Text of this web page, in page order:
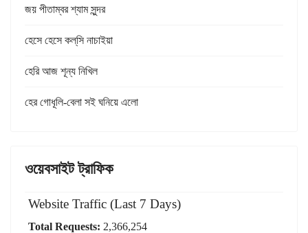
জয় পীতাম্বর শ্যাম সুন্দর
হেসে হেসে কল্‌সি নাচাইয়া
হেরি আজ শূন্য নিখিল
হের গোধূলি-বেলা সই ঘনিয়ে এলো
ওয়েবসাইট ট্রাফিক
Website Traffic (Last 7 Days)
Total Requests: 2,366,254